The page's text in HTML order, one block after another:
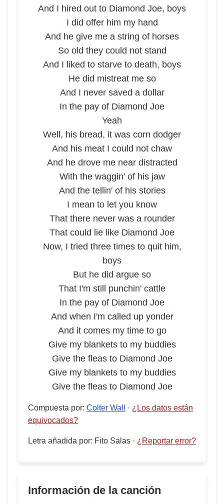
And I hired out to Diamond Joe, boys
I did offer him my hand
And he give me a string of horses
So old they could not stand
And I liked to starve to death, boys
He did mistreat me so
And I never saved a dollar
In the pay of Diamond Joe
Yeah
Well, his bread, it was corn dodger
And his meat I could not chaw
And he drove me near distracted
With the waggin' of his jaw
And the tellin' of his stories
I mean to let you know
That there never was a rounder
That could lie like Diamond Joe
Now, I tried three times to quit him,
boys
But he did argue so
That I'm still punchin' cattle
In the pay of Diamond Joe
And when I'm called up yonder
And it comes my time to go
Give my blankets to my buddies
Give the fleas to Diamond Joe
Give my blankets to my buddies
Give the fleas to Diamond Joe
Compuesta por: Colter Wall · ¿Los datos están
equivocados?
Letra añadida por: Fito Salas · ¿Reportar error?
Información de la canción